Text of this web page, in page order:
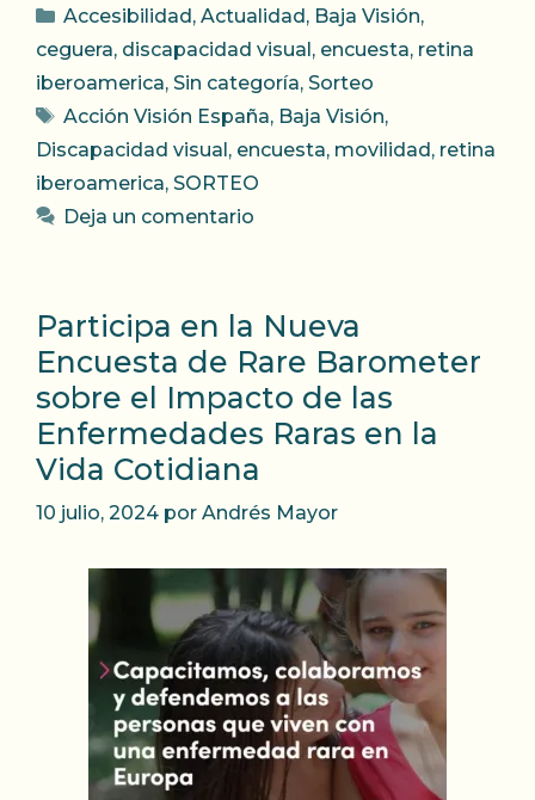
Categorías
Accesibilidad , Actualidad , Baja Visión,
ceguera, discapacidad visual , encuesta, retina
iberoamerica, Sin categoría, Sorteo
Etiquetas
Acción Visión España, Baja Visión,
Discapacidad visual , encuesta, movilidad , retina
iberoamerica, SORTEO
Deja un comentario
Participa en la Nueva
Encuesta de Rare Barometer
sobre el Impacto de las
Enfermedades Raras en la
Vida Cotidiana
10 julio, 2024 por Andrés Mayor